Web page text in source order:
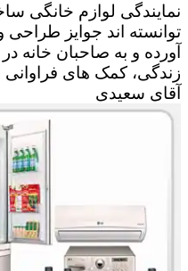
نمایندگی لوازم خانگی
توانسته اند جوایز
آورده و به صاحبان خانه
آقای سعیدی